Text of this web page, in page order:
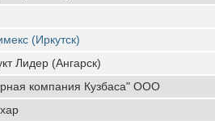
(Иркутск)
Лидер (Ангарск)
компания Кузбаса" ООО